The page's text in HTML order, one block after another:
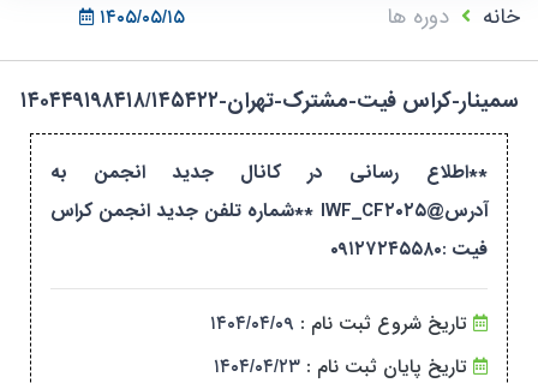
۱۴۰۵/۰۵/۱۵ خانه دوره ها
سمینار-کراس فیت-مشترک-تهران-۱۴۰۴۴۹۱۹۸۴۱۸/۱۴۵۴۲۲
**اطلاع رسانی در کانال جدید انجمن به
آدرس@IWF_CF۲۰۲۵ **شماره تلفن جدید انجمن کراس
فیت :۰۹۱۲۷۲۴۵۵۸۰
تاریخ شروع ثبت نام : ۱۴۰۴/۰۴/۰۹
تاریخ پایان ثبت نام : ۱۴۰۴/۰۴/۲۳